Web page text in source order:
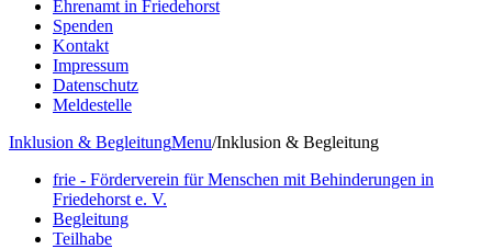
Ehrenamt in Friedehorst
Spenden
Kontakt
Impressum
Datenschutz
Meldestelle
Inklusion & BegleitungMenu/Inklusion & Begleitung
frie - Förderverein für Menschen mit Behinderungen in
Friedehorst e. V.
Begleitung
Teilhabe